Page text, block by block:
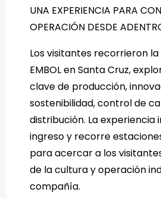
UNA EXPERIENCIA PARA
OPERACIÓN DESDE
Los visitantes recorrieron
EMBOL en Santa Cruz,
clave de producción,
sostenibilidad, control de
distribución. La experiencia
ingreso y recorre
para acercar a los
de la cultura y operación
compañía.